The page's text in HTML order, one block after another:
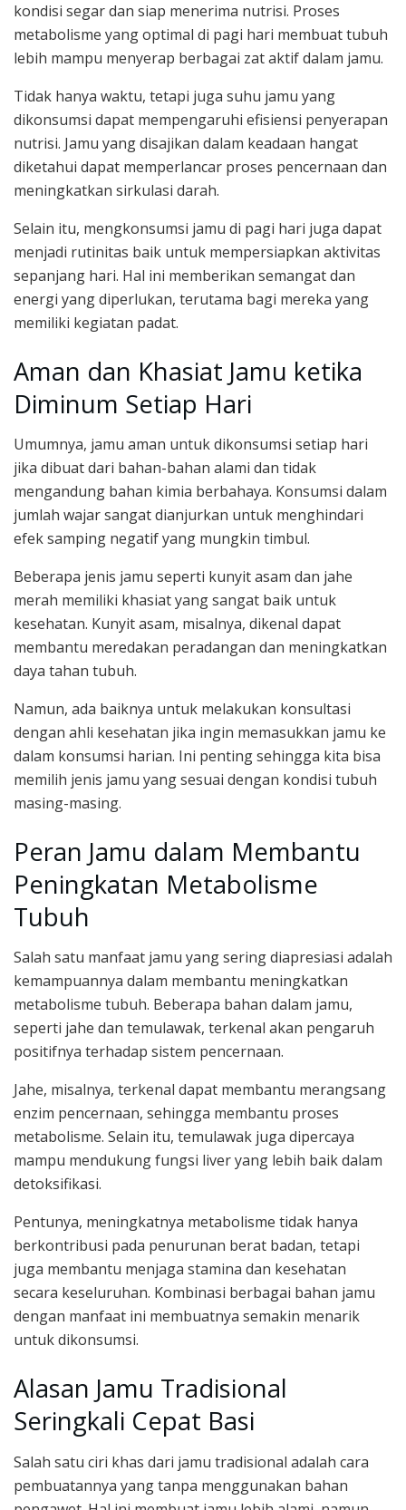
kondisi segar dan siap menerima nutrisi. Proses
metabolisme yang optimal di pagi hari membuat tubuh
lebih mampu menyerap berbagai zat aktif dalam jamu.
Tidak hanya waktu, tetapi juga suhu jamu yang
dikonsumsi dapat mempengaruhi efisiensi penyerapan
nutrisi. Jamu yang disajikan dalam keadaan hangat
diketahui dapat memperlancar proses pencernaan dan
meningkatkan sirkulasi darah.
Selain itu, mengkonsumsi jamu di pagi hari juga dapat
menjadi rutinitas baik untuk mempersiapkan aktivitas
sepanjang hari. Hal ini memberikan semangat dan
energi yang diperlukan, terutama bagi mereka yang
memiliki kegiatan padat.
Aman dan Khasiat Jamu ketika
Diminum Setiap Hari
Umumnya, jamu aman untuk dikonsumsi setiap hari
jika dibuat dari bahan-bahan alami dan tidak
mengandung bahan kimia berbahaya. Konsumsi dalam
jumlah wajar sangat dianjurkan untuk menghindari
efek samping negatif yang mungkin timbul.
Beberapa jenis jamu seperti kunyit asam dan jahe
merah memiliki khasiat yang sangat baik untuk
kesehatan. Kunyit asam, misalnya, dikenal dapat
membantu meredakan peradangan dan meningkatkan
daya tahan tubuh.
Namun, ada baiknya untuk melakukan konsultasi
dengan ahli kesehatan jika ingin memasukkan jamu ke
dalam konsumsi harian. Ini penting sehingga kita bisa
memilih jenis jamu yang sesuai dengan kondisi tubuh
masing-masing.
Peran Jamu dalam Membantu
Peningkatan Metabolisme
Tubuh
Salah satu manfaat jamu yang sering diapresiasi adalah
kemampuannya dalam membantu meningkatkan
metabolisme tubuh. Beberapa bahan dalam jamu,
seperti jahe dan temulawak, terkenal akan pengaruh
positifnya terhadap sistem pencernaan.
Jahe, misalnya, terkenal dapat membantu merangsang
enzim pencernaan, sehingga membantu proses
metabolisme. Selain itu, temulawak juga dipercaya
mampu mendukung fungsi liver yang lebih baik dalam
detoksifikasi.
Pentunya, meningkatnya metabolisme tidak hanya
berkontribusi pada penurunan berat badan, tetapi
juga membantu menjaga stamina dan kesehatan
secara keseluruhan. Kombinasi berbagai bahan jamu
dengan manfaat ini membuatnya semakin menarik
untuk dikonsumsi.
Alasan Jamu Tradisional
Seringkali Cepat Basi
Salah satu ciri khas dari jamu tradisional adalah cara
pembuatannya yang tanpa menggunakan bahan